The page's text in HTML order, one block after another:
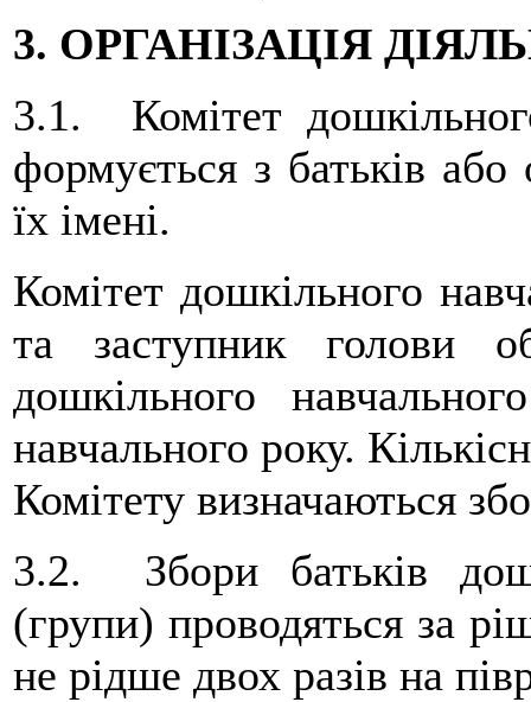
3. ОРГАНІЗАЦІЯ
3.1. Комітет
формується з батьків або
їх імені.
Комітет дошкільного
та заступник голови
дошкільного
навчального року.
Комітету визначаються
3.2. Збори батьків
(групи) проводяться за
не рідше двох разів на